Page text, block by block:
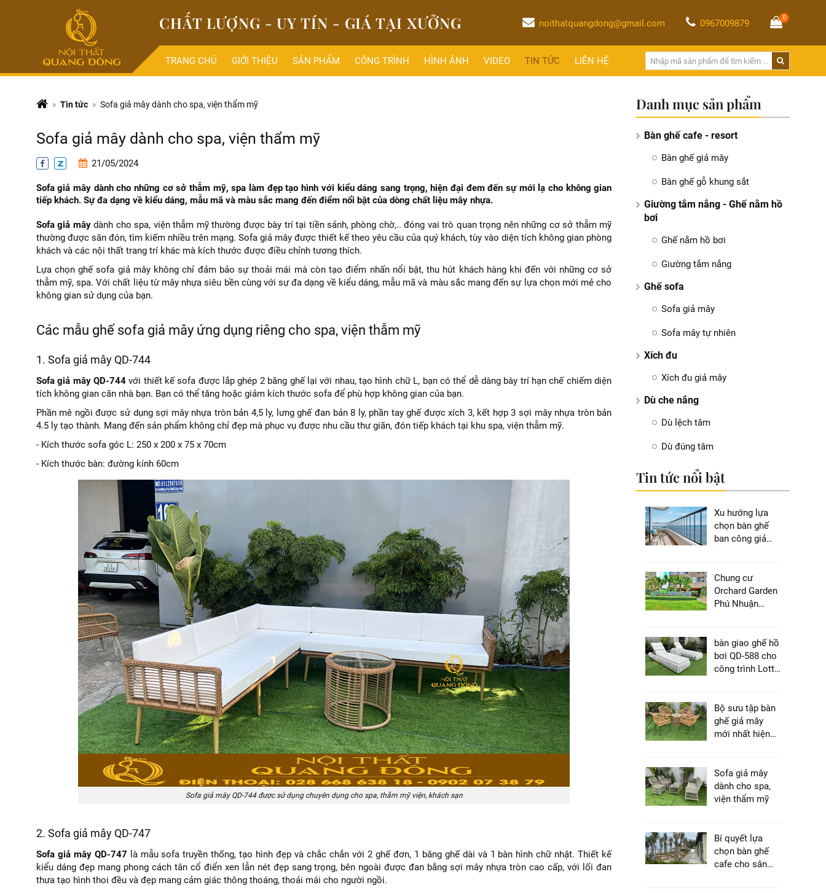
CHẤT LƯỢNG - UY TÍN - GIÁ TẠI XƯỞNG noithatquangdong@gmail.com 0967009879
0
TRANG CHỦ GIỚI THIỆU SẢN PHẨM CÔNG TRÌNH HÌNH ẢNH VIDEO TIN TỨC LIÊN HỆ
Tin tức Sofa giả mây dành cho spa, viện thẩm mỹ
Sofa giả mây dành cho spa, viện thẩm mỹ
21/05/2024
Sofa giả mây dành cho những cơ sở thẫm mỹ, spa làm đẹp tạo hình với kiểu dáng sang trọng, hiện đại đem đến sự mới lạ cho không gian
tiếp khách. Sự đa dạng về kiểu dáng, mẫu mã và màu sắc mang đến điểm nổi bật của dòng chất liệu mây nhựa.
Sofa giả mâydành cho spa, viện thẫm mỹ thường được bày trí tại tiền sảnh, phòng chờ,.. đóng vai trò quan trọng nên những cơ sở thẫm mỹ
thường được săn đón, tìm kiếm nhiều trên mạng. Sofa giả mây được thiết kế theo yêu cầu của quý khách, tùy vào diện tích không gian phòng
khách và các nội thất trang trí khác mà kích thước được điều chỉnh tương thích.
Lựa chọn ghế sofa giả mây không chỉ đảm bảo sự thoải mái mà còn tạo điểm nhấn nổi bật, thu hút khách hàng khi đến với những cơ sở
thẫm mỹ, spa. Với chất liệu từ mây nhựa siêu bền cùng với sự đa dạng về kiểu dáng, mẫu mã và màu sắc mang đến sự lựa chọn mới mẻ cho
không gian sử dụng của bạn.
Các mẫu ghế sofa giả mây ứng dụng riêng cho spa, viện thẫm mỹ
1. Sofa giả mây QD-744
Sofa giả mây QD-744với thiết kế sofa được lắp ghép 2 băng ghế lại với nhau, tạo hình chữ L, bạn có thể dễ dàng bày trí hạn chế chiếm diện
tích không gian căn nhà bạn. Bạn có thể tăng hoặc giảm kích thước sofa để phù hợp không gian của bạn.
Phần mê ngồi được sử dụng sợi mây nhựa tròn bản 4,5 ly, lưng ghế đan bản 8 ly, phần tay ghế được xích 3, kết hợp 3 sợi mây nhựa tròn bản
4.5 ly tạo thành. Mang đến sản phẩm không chỉ đẹp mà phục vụ được nhu cầu thư giãn, đón tiếp khách tại khu spa, viện thẫm mỹ.
- Kích thước sofa góc L: 250 x 200 x 75 x 70cm
- Kích thước bàn: đường kính 60cm
Sofa giả mây QD-744 được sử dụng chuyên dụng cho spa, thẫm mỹ viện, khách sạn
2. Sofa giả mây QD-747
Sofa giả mây QD-747 là mẫu sofa truyền thống, tạo hình đẹp và chắc chắn với 2 ghế đơn, 1 băng ghế dài và 1 bàn hình chữ nhật. Thiết kế
kiểu dáng đẹp mang phong cách tân cổ điển xen lẫn nét đẹp sang trọng, bên ngoài được đan bằng sợi mây nhựa tròn cao cấp, với lối đan
thưa tạo hình thoi đều và đẹp mang cảm giác thông thoáng, thoải mái cho người ngồi.
Danh mục sản phẩm
Bàn ghế cafe - resort
Bàn ghế giả mây
Bàn ghế gỗ khung sắt
Giường tắm nắng - Ghế nằm hồ
bơi
Ghế nằm hồ bơi
Giường tắm nắng
Ghế sofa
Sofa giả mây
Sofa mây tự nhiên
Xích đu
Xích đu giả mây
Dù che nắng
Dù lệch tâm
Dù đúng tâm
Tin tức nổi bật
Xu hướng lựa
chọn bàn ghế
ban công giả
nay
Chung cư
Orchard Garden
Phú Nhuận
nhu cầu thư
giãn cho khách
lưu trú
bàn giao ghế hồ
bơi QD-588 cho
công trình Lotte
Bộ sưu tập bàn
ghế giả mây
mới nhất hiện
Sofa giả mây
dành cho spa,
viện thẩm mỹ
Bí quyết lựa
chọn bàn ghế
cafe cho sân